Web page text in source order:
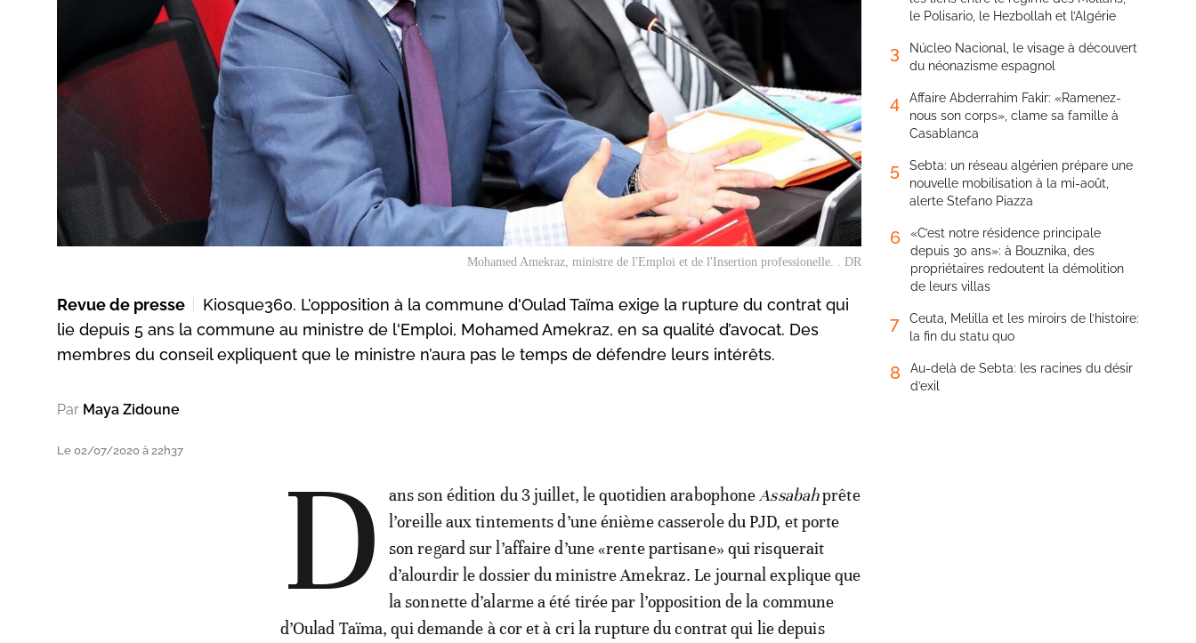
Mohamed Amekraz, ministre de l'Emploi et de l'Insertion professionelle. . DR
Revue de presse
Kiosque360. L’opposition à la commune d'Oulad Taïma exige la rupture du contrat qui
lie depuis 5 ans la commune au ministre de l'Emploi, Mohamed Amekraz, en sa qualité d’avocat. Des
membres du conseil expliquent que le ministre n’aura pas le temps de défendre leurs intérêts.
Par Maya Zidoune
Le 02/07/2020 à 22h37 D ans son édition du 3 juillet, le quotidien arabophoneAssabahprête
l’oreille aux tintements d’une énième casserole du PJD, et porte
son regard sur l’affaire d’une «rente partisane» qui risquerait
d’alourdir le dossier du ministre Amekraz. Le journal explique que
la sonnette d’alarme a été tirée par l’opposition de la commune
d’Oulad Taïma, qui demande à cor et à cri la rupture du contrat qui lie depuis
le Polisario, le Hezbollah et l’Algérie
3
Núcleo Nacional, le visage à découvert
du néonazisme espagnol
4
Affaire Abderrahim Fakir: «Ramenez-
nous son corps», clame sa famille à
Casablanca
5
Sebta: un réseau algérien prépare une
nouvelle mobilisation à la mi-août,
alerte Stefano Piazza
6
«C’est notre résidence principale
depuis 30 ans»: à Bouznika, des
propriétaires redoutent la démolition
de leurs villas
7
Ceuta, Melilla et les miroirs de l’histoire:
la fin du statu quo
8
Au-delà de Sebta: les racines du désir
d’exil